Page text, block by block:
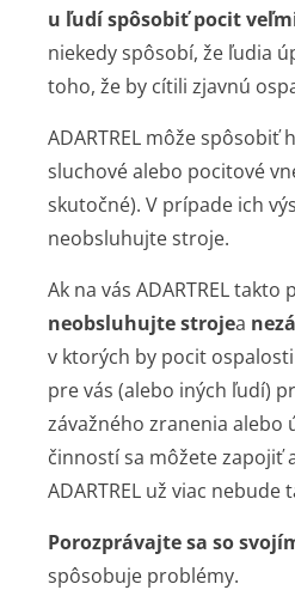
u ľudí spôsobiť pocit
niekedy spôsobí, že ľudia
toho, že by cítili zjavnú
ADARTREL môže spôsobiť
sluchové alebo pocitové
skutočné). V prípade ich
neobsluhujte stroje.
Ak na vás ADARTREL takto
neobsluhujte strojea
v ktorých by pocit
pre vás (alebo iných ľudí)
závažného zranenia alebo
činností sa môžete zapojiť
ADARTREL už viac
Porozprávajte sa so
spôsobuje problémy.